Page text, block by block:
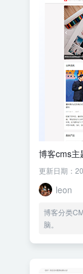
博客cms主
更新日期：
leon
博客分类
脑。